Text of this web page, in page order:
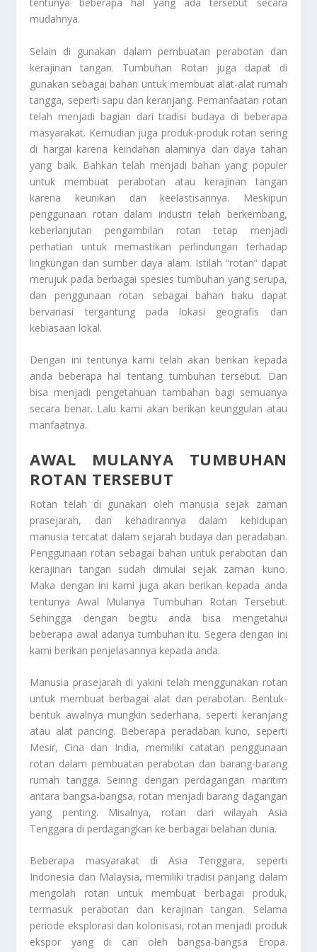
tentunya beberapa hal yang ada tersebut secara
mudahnya.
Selain di gunakan dalam pembuatan perabotan dan
kerajinan tangan. Tumbuhan Rotan juga dapat di
gunakan sebagai bahan untuk membuat alat-alat rumah
tangga, seperti sapu dan keranjang. Pemanfaatan rotan
telah menjadi bagian dari tradisi budaya di beberapa
masyarakat. Kemudian juga produk-produk rotan sering
di hargai karena keindahan alaminya dan daya tahan
yang baik. Bahkan telah menjadi bahan yang populer
untuk membuat perabotan atau kerajinan tangan
karena keunikan dan keelastisannya. Meskipun
penggunaan rotan dalam industri telah berkembang,
keberlanjutan pengambilan rotan tetap menjadi
perhatian untuk memastikan perlindungan terhadap
lingkungan dan sumber daya alam. Istilah “rotan” dapat
merujuk pada berbagai spesies tumbuhan yang serupa,
dan penggunaan rotan sebagai bahan baku dapat
bervariasi tergantung pada lokasi geografis dan
kebiasaan lokal.
Dengan ini tentunya kami telah akan berikan kepada
anda beberapa hal tentang tumbuhan tersebut. Dan
bisa menjadi pengetahuan tambahan bagi semuanya
secara benar. Lalu kami akan berikan keunggulan atau
manfaatnya.
AWAL MULANYA TUMBUHAN
ROTAN TERSEBUT
Rotan telah di gunakan oleh manusia sejak zaman
prasejarah, dan kehadirannya dalam kehidupan
manusia tercatat dalam sejarah budaya dan peradaban.
Penggunaan rotan sebagai bahan untuk perabotan dan
kerajinan tangan sudah dimulai sejak zaman kuno.
Maka dengan ini kami juga akan berikan kepada anda
tentunyaAwal Mulanya Tumbuhan Rotan Tersebut.
Sehingga dengan begitu anda bisa mengetahui
beberapa awal adanya tumbuhan itu. Segera dengan ini
kami berikan penjelasannya kepada anda.
Manusia prasejarah di yakini telah menggunakan rotan
untuk membuat berbagai alat dan perabotan. Bentuk-
bentuk awalnya mungkin sederhana, seperti keranjang
atau alat pancing. Beberapa peradaban kuno, seperti
Mesir, Cina dan India, memiliki catatan penggunaan
rotan dalam pembuatan perabotan dan barang-barang
rumah tangga. Seiring dengan perdagangan maritim
antara bangsa-bangsa, rotan menjadi barang dagangan
yang penting. Misalnya, rotan dari wilayah Asia
Tenggara di perdagangkan ke berbagai belahan dunia.
Beberapa masyarakat di Asia Tenggara, seperti
Indonesia dan Malaysia, memiliki tradisi panjang dalam
mengolah rotan untuk membuat berbagai produk,
termasuk perabotan dan kerajinan tangan. Selama
periode eksplorasi dan kolonisasi, rotan menjadi produk
ekspor yang di cari oleh bangsa-bangsa Eropa.